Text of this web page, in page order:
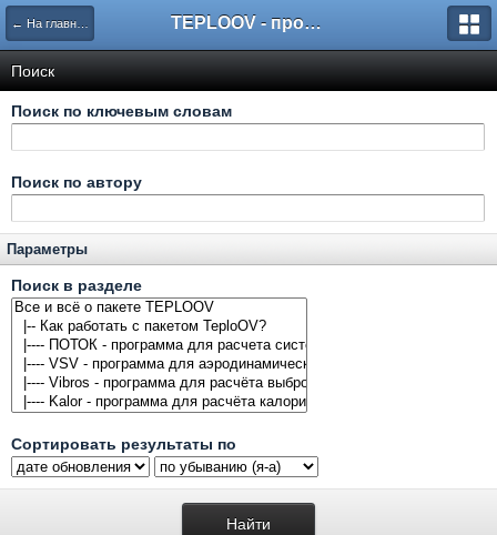
← На главную TEPLOOV - программный комплекс для расчёта систем отопления и вентиляции
Поиск
Поиск по ключевым словам
Поиск по автору
Параметры
Поиск в разделе
Сортировать результаты по